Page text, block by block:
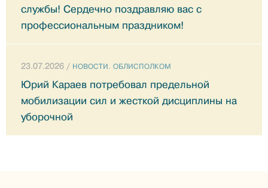
службы! Сердечно поздравляю вас с
профессиональным праздником!
23.07.2026 / НОВОСТИ. ОБЛИСПОЛКОМ
Юрий Караев потребовал предельной
мобилизации сил и жесткой дисциплины на
уборочной